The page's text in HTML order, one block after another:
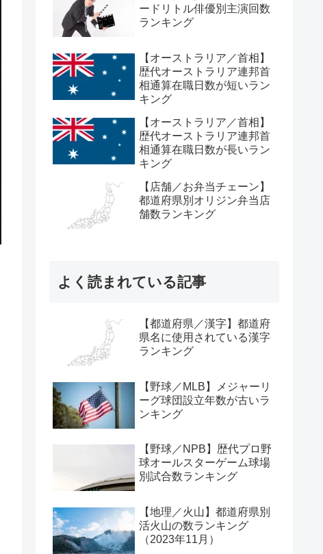
ードリトル俳優別主演回数
ランキング
【オーストラリア／首相】
歴代オーストラリア連邦首
相通算在職日数が短いラン
キング
【オーストラリア／首相】
歴代オーストラリア連邦首
相通算在職日数が長いラン
キング
【店舗／お弁当チェーン】
都道府県別オリジン弁当店
舗数ランキング
よく読まれている記事
【都道府県／漢字】都道府
県名に使用されている漢字
ランキング
【野球／MLB】メジャーリ
ーグ球団設立年数が古いラ
ンキング
【野球／NPB】歴代プロ野
球オールスターゲーム球場
別試合数ランキング
【地理／火山】都道府県別
活火山の数ランキング
（2023年11月）